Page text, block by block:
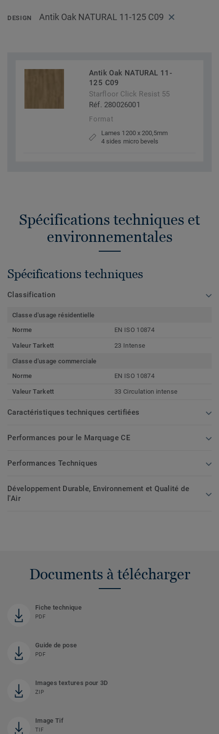
DESIGN Antik Oak NATURAL 11-125 C09
Antik Oak NATURAL 11-
125 C09
Starfloor Click Resist 55
Réf. 280026001
Format
Lames 1200 x 200,5mm
4 sides micro bevels
Spécifications techniques et
environnementales
Spécifications techniques
Classification
Classe d'usage résidentielle
Norme
EN ISO 10874
Valeur Tarkett 23 Intense
Classe d'usage commerciale
Norme
EN ISO 10874
Valeur Tarkett 33 Circulation intense
Caractéristiques techniques certifiées
Performances pour le Marquage CE
Performances Techniques
Développement Durable, Environnement et Qualité de
l'Air
Documents à télécharger
Fiche technique
PDF
Guide de pose
PDF
Images textures pour 3D
ZIP
Image Tif
TIF